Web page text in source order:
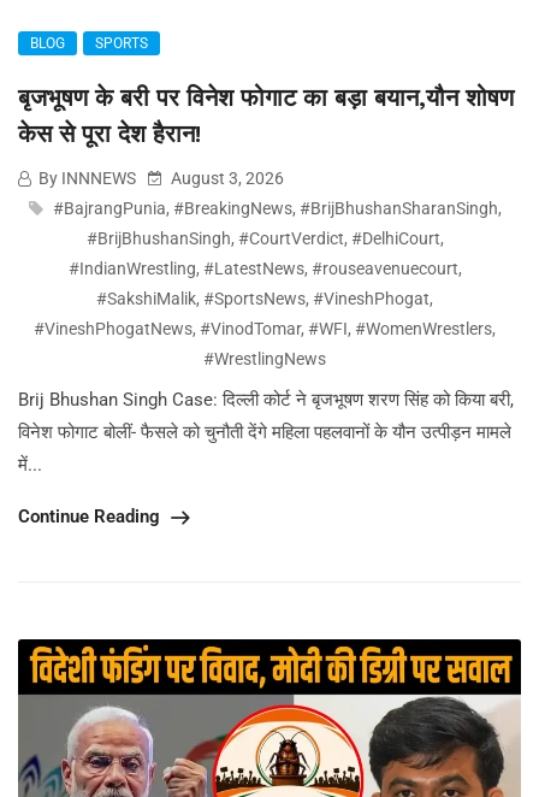
BLOG SPORTS
बृजभूषण के बरी पर विनेश फोगाट का बड़ा बयान,यौन शोषण
केस से पूरा देश हैरान!
By INNNEWS
August 3, 2026
#BajrangPunia, #BreakingNews, #BrijBhushanSharanSingh,
#BrijBhushanSingh, #CourtVerdict, #DelhiCourt,
#IndianWrestling, #LatestNews, #rouseavenuecourt,
#SakshiMalik, #SportsNews, #VineshPhogat,
#VineshPhogatNews, #VinodTomar, #WFI, #WomenWrestlers,
#WrestlingNews
Brij Bhushan Singh Case: दिल्ली कोर्ट ने बृजभूषण शरण सिंह को किया बरी,
विनेश फोगाट बोलीं- फैसले को चुनौती देंगे महिला पहलवानों के यौन उत्पीड़न मामले
में...
Continue Reading